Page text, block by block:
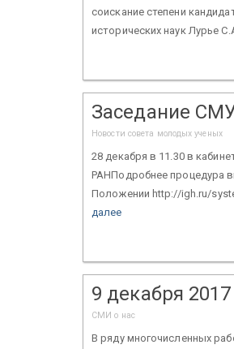
соискание степени
исторических наук Лурье
Заседание
Новости совета молодых ученых
28 декабря в 11.30 в
РАНПодробнее процедура
Положении http://igh.ru/
далее
9 декабря
СМИ о нас
В ряду многочисленных